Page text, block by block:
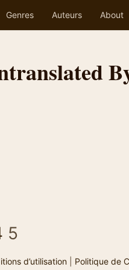
Genres Auteurs About
5
d’utilisation| Politique de